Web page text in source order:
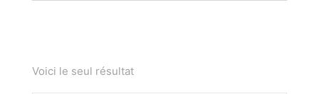
Voici le seul résultat